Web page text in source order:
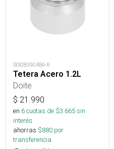
DOI080904BA-R
Tetera Acero 1.2L
Doite
$ 21.990
en 6cuotas de $3.665sin
interés
ahorras $880 por
transferencia.